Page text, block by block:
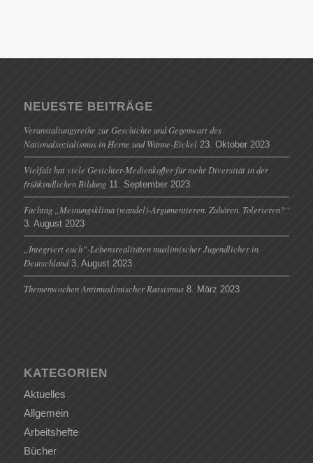
NEUESTE BEITRÄGE
Veranstaltungsreihe zur Geschichte und Gegenwart des
Nationalsozialismus in Herne und Wanne-Eickel 23. Oktober 2023
Vielfalt hat viele Gesichter-Medienkoffer für mehr Diversität in der
frühkindlichen Bildung 11. September 2023
Fachtag „Meinungsklima (wandel)-Argumentieren. Zuhören. Tolerieren?“
3. August 2023
„Integriert euch“-Lebensrealitäten muslimischer Jugendlicher in
Deutschland 3. August 2023
Themenwochen Antimuslimischer Rassismus 8. März 2023
KATEGORIEN
Aktuelles
Allgemein
Arbeitshefte
Bücher